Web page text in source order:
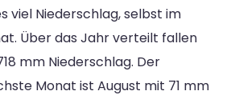
viel Niederschlag, selbst im
Über das Jahr verteilt fallen
mm Niederschlag. Der
Monat ist August mit 71 mm